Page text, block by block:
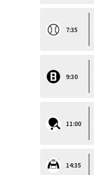
7:35
9:30
11:00
14:35